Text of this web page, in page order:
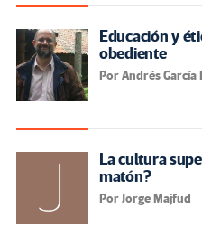
Educación y
obediente
Por Andrés García
La cultura
matón?
Por Jorge Majfud